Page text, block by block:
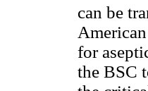
can be
for
the BSC